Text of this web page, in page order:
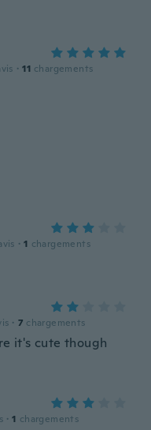
· 11 chargements
· 1 chargements
· 7 chargements
it's cute though
· 1 chargements